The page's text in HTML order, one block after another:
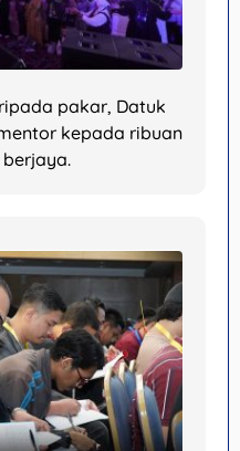
pakar, Datuk
kepada ribuan